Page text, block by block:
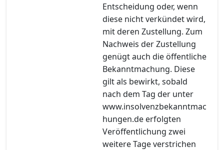
Entscheidung oder, wenn
diese nicht verkündet wird,
mit deren Zustellung. Zum
Nachweis der Zustellung
genügt auch die öffentliche
Bekanntmachung. Diese
gilt als bewirkt, sobald
nach dem Tag der unter
www.insolvenzbekanntmac
hungen.de erfolgten
Veröffentlichung zwei
weitere Tage verstrichen